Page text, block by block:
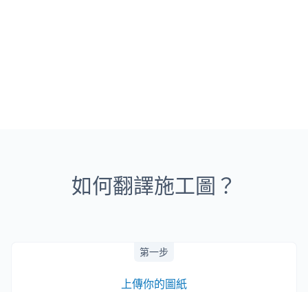
如何翻譯施工圖？
第一步
上傳你的圖紙